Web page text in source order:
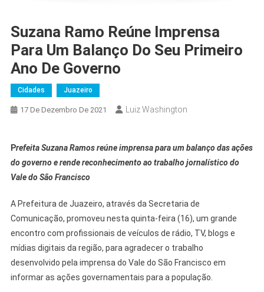
Suzana Ramo Reúne Imprensa
Para Um Balanço Do Seu Primeiro
Ano De Governo
Cidades Juazeiro
17 De Dezembro De 2021 Luiz Washington
Prefeita Suzana Ramos reúne imprensa para um balanço das ações
do governo e rende reconhecimento ao trabalho jornalístico do
Vale do São Francisco
A Prefeitura de Juazeiro, através da Secretaria de
Comunicação, promoveu nesta quinta-feira (16), um grande
encontro com profissionais de veículos de rádio, TV, blogs e
mídias digitais da região, para agradecer o trabalho
desenvolvido pela imprensa do Vale do São Francisco em
informar as ações governamentais para a população.